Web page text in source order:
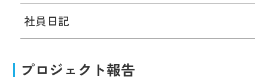
社員日記
プロジェクト報告